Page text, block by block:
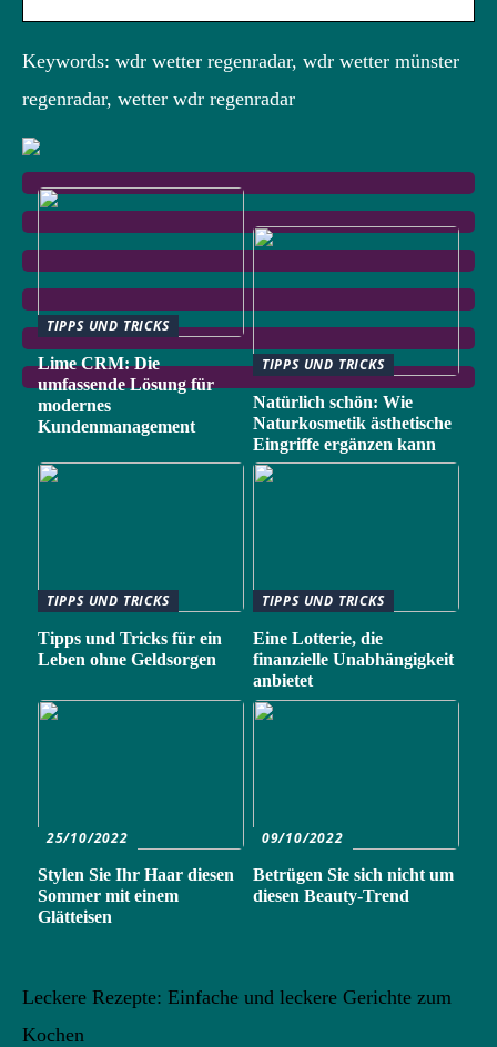
Keywords: wdr wetter regenradar, wdr wetter münster
regenradar, wetter wdr regenradar
TIPPS UND TRICKS
Lime CRM: Die
umfassende Lösung für
modernes
Kundenmanagement
TIPPS UND TRICKS
Natürlich schön: Wie
Naturkosmetik ästhetische
Eingriffe ergänzen kann
TIPPS UND TRICKS
Tipps und Tricks für ein
Leben ohne Geldsorgen
TIPPS UND TRICKS
Eine Lotterie, die
finanzielle Unabhängigkeit
anbietet
25/10/2022
Stylen Sie Ihr Haar diesen
Sommer mit einem
Glätteisen
09/10/2022
Betrügen Sie sich nicht um
diesen Beauty-Trend
Leckere Rezepte: Einfache und leckere Gerichte zum
Kochen